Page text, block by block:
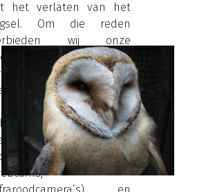
het verlaten van het
Om die reden
wij onze
ook om
te
of nestkasten te
tussen 1
en 31 mei. Wij
zelf ervaring
met camera’s